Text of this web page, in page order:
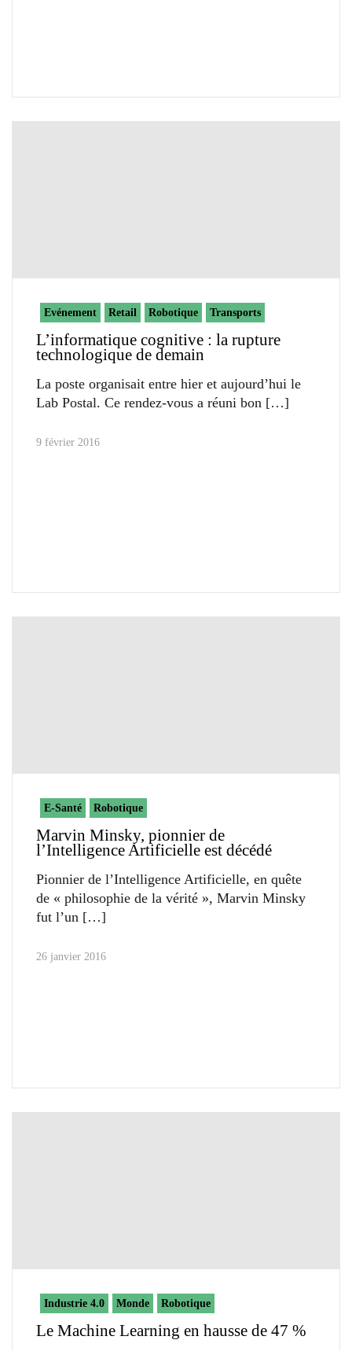
Evénement Retail Robotique Transports
L’informatique cognitive : la rupture
technologique de demain
La poste organisait entre hier et aujourd’hui le
Lab Postal. Ce rendez-vous a réuni bon
9 février 2016
E-Santé Robotique
Marvin Minsky, pionnier de
l’Intelligence Artificielle est décédé
Pionnier de l’Intelligence Artificielle, en quête
de « philosophie de la vérité », Marvin Minsky
fut l’un
26 janvier 2016
Industrie 4.0 Monde Robotique
Le Machine Learning en hausse de 47 %